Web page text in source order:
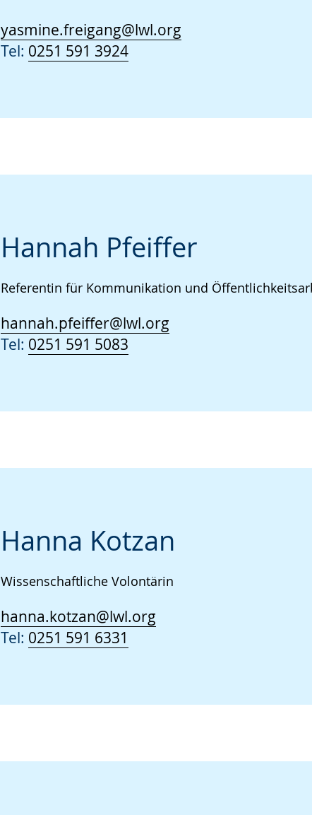
yasmine.freigang@lwl.org
Tel: 0251 591 3924
Hannah Pfeiffer
Referentin für Kommunikation und
hannah.pfeiffer@lwl.org
Tel: 0251 591 5083
Hanna Kotzan
Wissenschaftliche Volontärin
hanna.kotzan@lwl.org
Tel: 0251 591 6331